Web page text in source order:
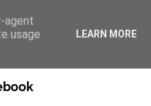
agent
usage
LEARN MORE